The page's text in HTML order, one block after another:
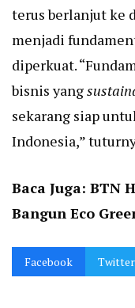
terus berlanjut ke
menjadi
diperkuat.
bisnis yang
sekarang siap
Indonesia,”
Baca Juga: BTN
Bangun Eco
Facebook Twitter